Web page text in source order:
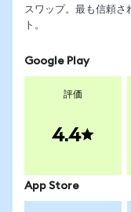
スワップ。最も信頼さ
ト。
Google Play
評価
4.4
App Store